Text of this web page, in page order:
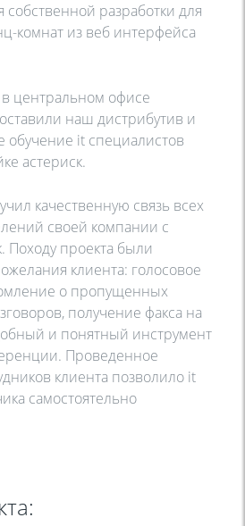
разработки для
комнат из веб интерфейса
центральном офисе
наш дистрибутив и
обучение it специалистов
астериск.
качественную связь всех
своей компании с
проекта были
клиента: голосовое
о пропущенных
получение факса на
и понятный инструмент
Проведенное
клиента позволило it
самостоятельно